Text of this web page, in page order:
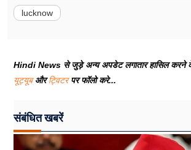
lucknow
Hindi News से जुड़े अन्य अपडेट लगातार हासिल करने
यूट्यूबऔरट्विटरपर फॉलो करे...
संबंधित खबरें